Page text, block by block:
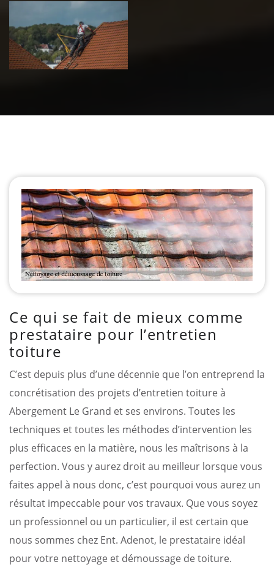
Urgence fuite
de toiture 39
Jura
Ce qui se fait de mieux comme
prestataire pour l’entretien
toiture
C’est depuis plus d’une décennie que l’on entreprend la
concrétisation des projets d’entretien toiture à
Abergement Le Grand et ses environs. Toutes les
techniques et toutes les méthodes d’intervention les
plus efficaces en la matière, nous les maîtrisons à la
perfection. Vous y aurez droit au meilleur lorsque vous
faites appel à nous donc, c’est pourquoi vous aurez un
résultat impeccable pour vos travaux. Que vous soyez
un professionnel ou un particulier, il est certain que
nous sommes chez Ent. Adenot, le prestataire idéal
pour votre nettoyage et démoussage de toiture.